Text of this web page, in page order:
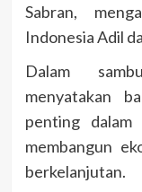
Sabran,
Indonesia Adil
Dalam
menyatakan
penting dalam
membangun
berkelanjutan.